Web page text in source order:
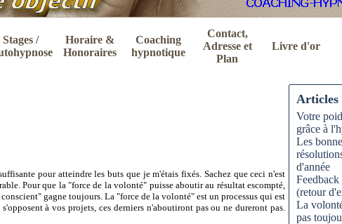
Stages /
Horaire &
Honoraires
Coaching
hypnotique
Contact,
Adresse et
Plan
Livre d'or
pour atteindre les buts que je m'étais fixés. Sachez que ceci n'est
Pour que la "force de la volonté" puisse aboutir au résultat escompté,
gagne toujours. La "force de la volonté" est un processus qui est
à vos projets, ces derniers n'aboutiront pas ou ne dureront pas.
Articles
Votre
grâce à
Les
d'année
Feedback
(retour
La
pas